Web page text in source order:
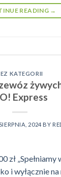
READING →
KATEGORII
Express
2024 BY
zł
i wyłącznie